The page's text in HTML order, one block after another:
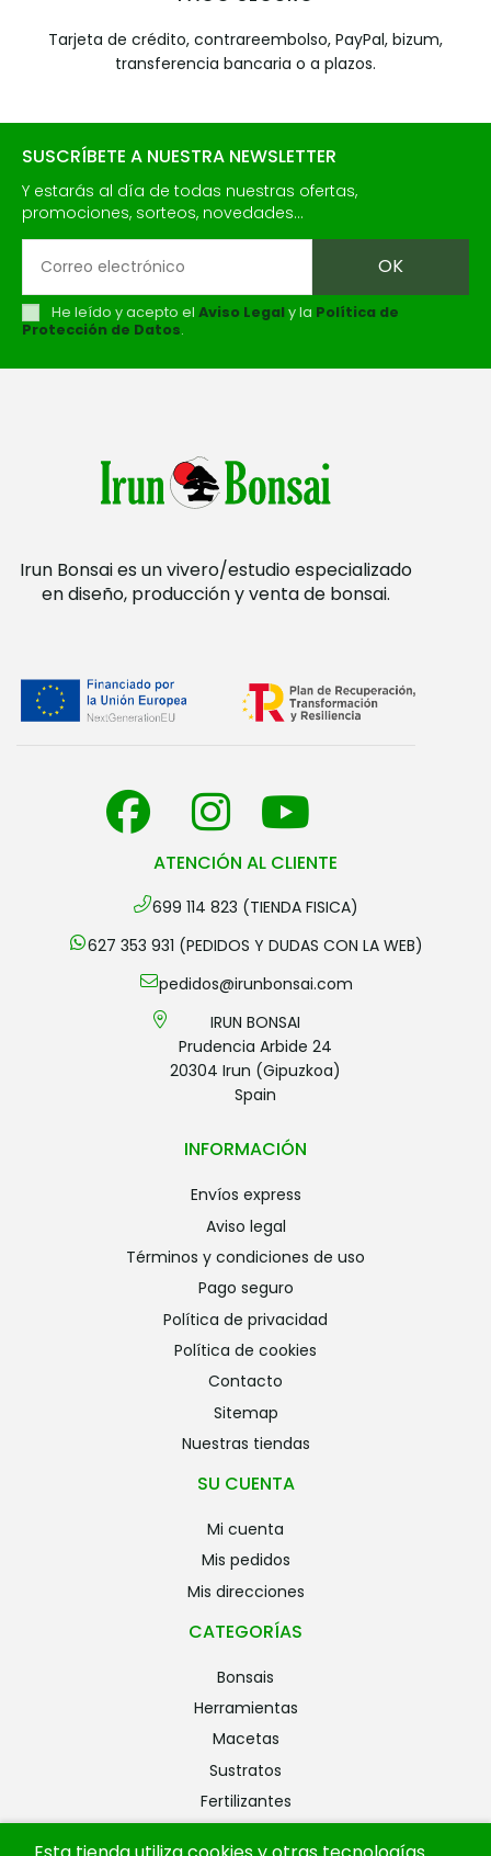
Tarjeta de crédito, contrareembolso, PayPal, bizum,
transferencia bancaria o a plazos.
SUSCRÍBETE A NUESTRA NEWSLETTER
Y estarás al día de todas nuestras ofertas,
promociones, sorteos, novedades...
He leído y acepto el Aviso Legaly la Política de
Protección de Datos.
Irun Bonsai es un vivero/estudio especializado
en diseño, producción y venta de bonsai.
ATENCIÓN AL CLIENTE
699 114 823 (TIENDA FISICA)
627 353 931 (PEDIDOS Y DUDAS CON LA WEB)
pedidos@irunbonsai.com
IRUN BONSAI
Prudencia Arbide 24
20304 Irun (Gipuzkoa)
Spain
INFORMACIÓN
envíos express
aviso legal
términos y condiciones de uso
pago seguro
política de privacidad
política de cookies
contacto
sitemap
nuestras tiendas
SU CUENTA
mi cuenta
mis pedidos
mis direcciones
CATEGORÍAS
bonsais
herramientas
macetas
sustratos
fertilizantes